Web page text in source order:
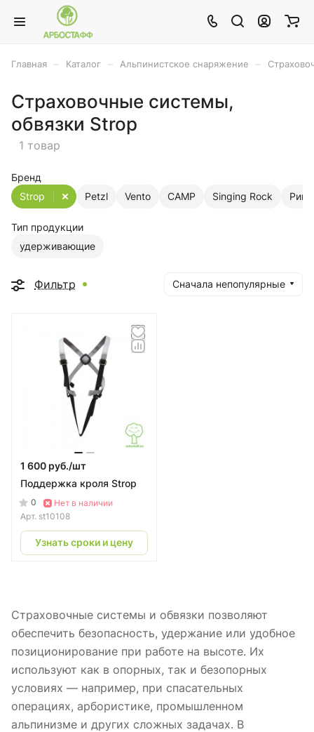
Главная Каталог Альпинистское снаряжение
Страховочные системы,
обвязки Strop
1 товар
Бренд
Petzl
Vento CAMP Singing Rock Ринг
Strop
Тип продукции
удерживающие
Фильтр Сначала непопулярные
1 600 руб./шт
Поддержка кроля Strop
0
Нет в наличии
Арт. st10108
Узнать сроки и цену
Страховочные системы и обвязки позволяют
обеспечить безопасность, удержание или удобное
позиционирование при работе на высоте. Их
используют как в опорных, так и безопорных
условиях — например, при спасательных
операциях, арбористике, промышленном
альпинизме и других сложных задачах. В